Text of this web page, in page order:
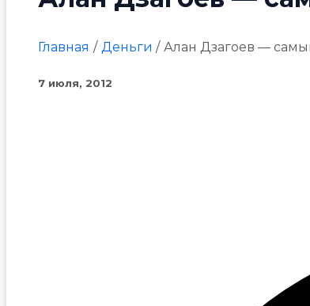
Главная Деньги Алан Дзагоев —
7 июля, 2012